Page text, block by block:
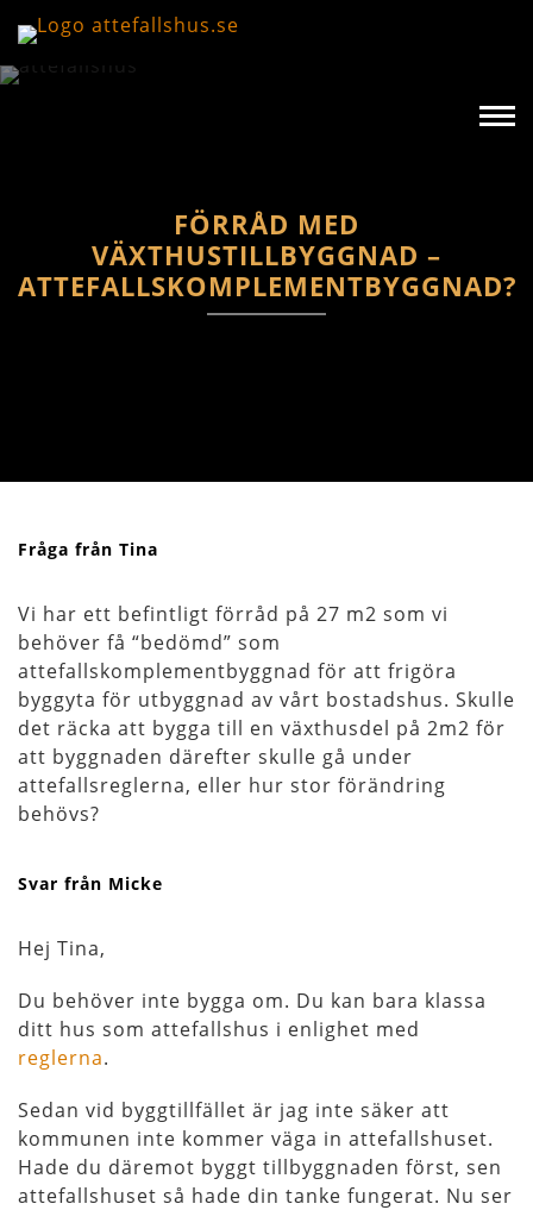
FÖRRÅD MED
VÄXTHUSTILLBYGGNAD –
ATTEFALLSKOMPLEMENTBYGGNAD?
Fråga från Tina
Vi har ett befintligt förråd på 27 m2 som vi
behöver få “bedömd” som
attefallskomplementbyggnad för att frigöra
byggyta för utbyggnad av vårt bostadshus. Skulle
det räcka att bygga till en växthusdel på 2m2 för
att byggnaden därefter skulle gå under
attefallsreglerna, eller hur stor förändring
behövs?
Svar från Micke
Hej Tina,
Du behöver inte bygga om. Du kan bara klassa
ditt hus som attefallshus i enlighet med
reglerna.
Sedan vid byggtillfället är jag inte säker att
kommunen inte kommer väga in attefallshuset.
Hade du däremot byggt tillbyggnaden först, sen
attefallshuset så hade din tanke fungerat. Nu ser